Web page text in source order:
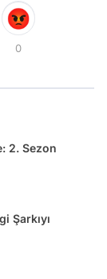
0
2. Sezon
Şarkıyı